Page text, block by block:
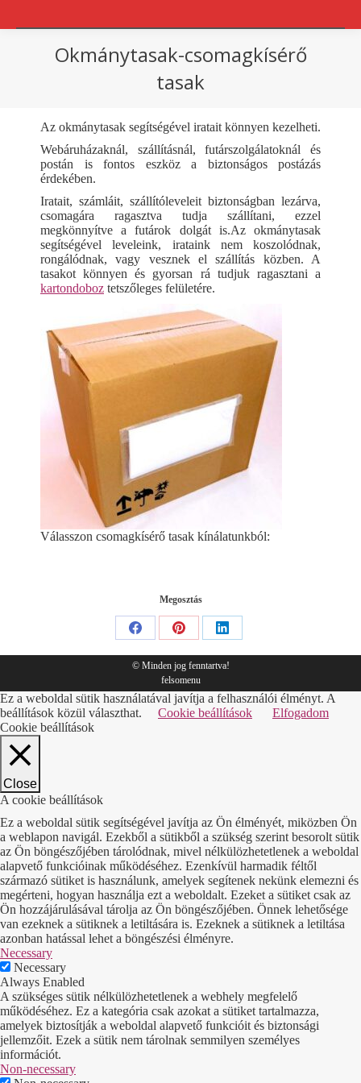
Okmánytasak-csomagkísérő
tasak
Az okmánytasak segítségével iratait könnyen kezelheti.
Webáruházaknál, szállításnál, futárszolgálatoknál és
postán is fontos eszköz a biztonságos postázás
érdekében.
Iratait, számláit, szállítóleveleit biztonságban lezárva,
csomagára ragasztva tudja szállítani, ezzel
megkönnyítve a futárok dolgát is.Az okmánytasak
segítségével leveleink, irataink nem koszolódnak,
rongálódnak, vagy vesznek el szállítás közben. A
tasakot könnyen és gyorsan rá tudjuk ragasztani a
kartondoboz tetszőleges felületére.
Válasszon csomagkísérő tasak kínálatunkból:
Megosztás
Share
on
Facebook
Share
on
Pinterest
Share
on
© Minden jog fenntartva!
felsomenu
Ez a weboldal sütik használatával javítja a felhasználói élményt. A
beállítások közül választhat.
Cookie beállítások
Elfogadom
Cookie beállítások
Close
A cookie beállítások
Ez a weboldal sütik segítségével javítja az Ön élményét, miközben Ön
a weblapon navigál. Ezekből a sütikből a szükség szerint besorolt sütik
az Ön böngészőjében tárolódnak, mivel nélkülözhetetlenek a weboldal
alapvető funkcióinak működéséhez. Ezenkívül harmadik féltől
származó sütiket is használunk, amelyek segítenek nekünk elemezni és
megérteni, hogyan használja ezt a weboldalt. Ezeket a sütiket csak az
Ön hozzájárulásával tárolja az Ön böngészőjében. Önnek lehetősége
van ezeknek a sütiknek a letiltására is. Ezeknek a sütiknek a letiltása
azonban hatással lehet a böngészési élményre.
Necessary
Necessary
Always Enabled
A szükséges sütik nélkülözhetetlenek a webhely megfelelő
működéséhez. Ez a kategória csak azokat a sütiket tartalmazza,
amelyek biztosítják a weboldal alapvető funkcióit és biztonsági
jellemzőit. Ezek a sütik nem tárolnak semmilyen személyes
információt.
Non-necessary